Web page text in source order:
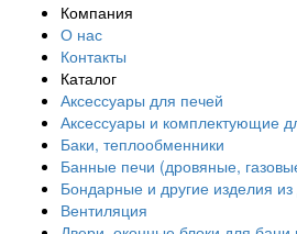
Компания
О нас
Контакты
Каталог
Аксессуары для печей
Аксессуары и комплектующие
Баки, теплообменники
Банные печи (дровяные,
Бондарные и другие изделия
Вентиляция